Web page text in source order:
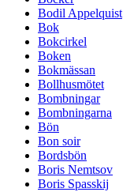
Bodil Appelquist
Bok
Bokcirkel
Boken
Bokmässan
Bollhusmötet
Bombningar
Bombningarna
Bön
Bon soir
Bordsbön
Boris Nemtsov
Boris Spasskij